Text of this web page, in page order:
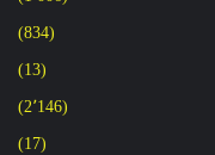
(834)
(13)
(2٬146)
(17)